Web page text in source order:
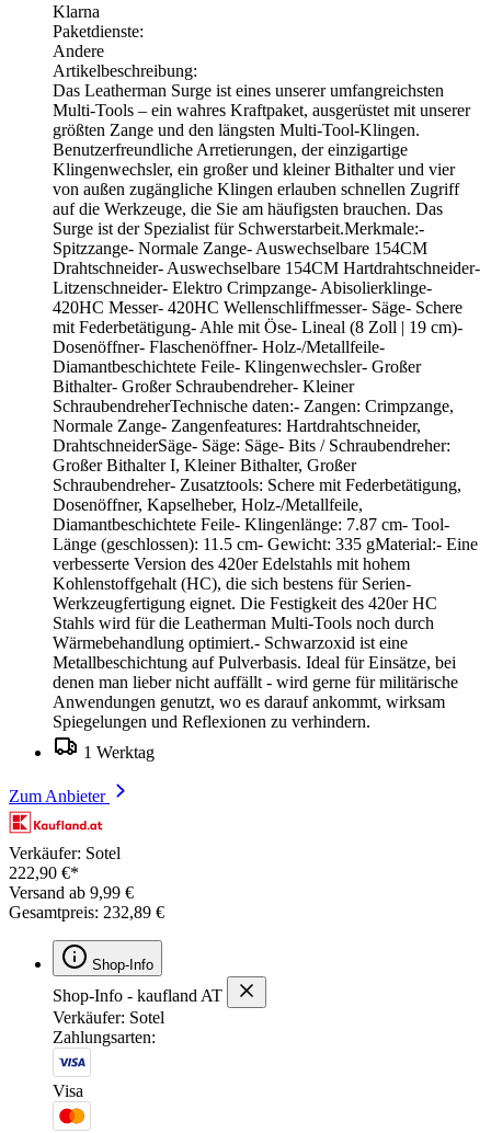
Klarna
Paketdienste:
Andere
Artikelbeschreibung:
Das Leatherman Surge ist eines unserer umfangreichsten
Multi-Tools – ein wahres Kraftpaket, ausgerüstet mit unserer
größten Zange und den längsten Multi-Tool-Klingen.
Benutzerfreundliche Arretierungen, der einzigartige
Klingenwechsler, ein großer und kleiner Bithalter und vier
von außen zugängliche Klingen erlauben schnellen Zugriff
auf die Werkzeuge, die Sie am häufigsten brauchen. Das
Surge ist der Spezialist für Schwerstarbeit.Merkmale:-
Spitzzange- Normale Zange- Auswechselbare 154CM
Drahtschneider- Auswechselbare 154CM Hartdrahtschneider-
Litzenschneider- Elektro Crimpzange- Abisolierklinge-
420HC Messer- 420HC Wellenschliffmesser- Säge- Schere
mit Federbetätigung- Ahle mit Öse- Lineal (8 Zoll | 19 cm)-
Dosenöffner- Flaschenöffner- Holz-/Metallfeile-
Diamantbeschichtete Feile- Klingenwechsler- Großer
Bithalter- Großer Schraubendreher- Kleiner
SchraubendreherTechnische daten:- Zangen: Crimpzange,
Normale Zange- Zangenfeatures: Hartdrahtschneider,
DrahtschneiderSäge- Säge: Säge- Bits / Schraubendreher:
Großer Bithalter I, Kleiner Bithalter, Großer
Schraubendreher- Zusatztools: Schere mit Federbetätigung,
Dosenöffner, Kapselheber, Holz-/Metallfeile,
Diamantbeschichtete Feile- Klingenlänge: 7.87 cm- Tool-
Länge (geschlossen): 11.5 cm- Gewicht: 335 gMaterial:- Eine
verbesserte Version des 420er Edelstahls mit hohem
Kohlenstoffgehalt (HC), die sich bestens für Serien-
Werkzeugfertigung eignet. Die Festigkeit des 420er HC
Stahls wird für die Leatherman Multi-Tools noch durch
Wärmebehandlung optimiert.- Schwarzoxid ist eine
Metallbeschichtung auf Pulverbasis. Ideal für Einsätze, bei
denen man lieber nicht auffällt - wird gerne für militärische
Anwendungen genutzt, wo es darauf ankommt, wirksam
Spiegelungen und Reflexionen zu verhindern.
1 Werktag
Zum Anbieter
Verkäufer: Sotel
222,90 €*
Versand ab 9,99 €
Gesamtpreis: 232,89 €
Shop-Info
Shop-Info - kaufland AT
Verkäufer: Sotel
Zahlungsarten:
Visa